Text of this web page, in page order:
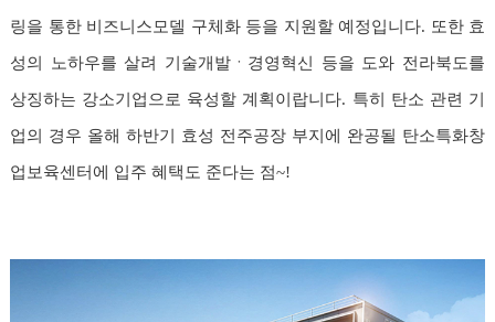
링을 통한 비즈니스모델 구체화 등을 지원할 예정입니다. 또한 효
성의 노하우를 살려 기술개발ㆍ경영혁신 등을 도와 전라북도를
상징하는 강소기업으로 육성할 계획이랍니다. 특히 탄소 관련 기
업의 경우 올해 하반기 효성 전주공장 부지에 완공될 탄소특화창
업보육센터에 입주 혜택도 준다는 점~!